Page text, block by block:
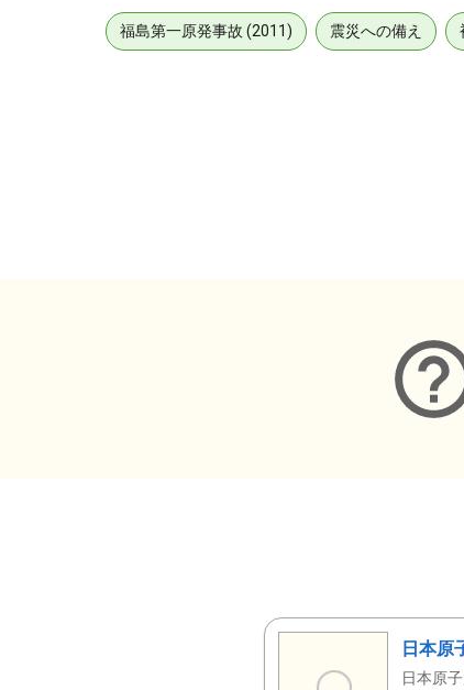
福島第一原発事故 (2011) 震災への備え
日本原
日本原